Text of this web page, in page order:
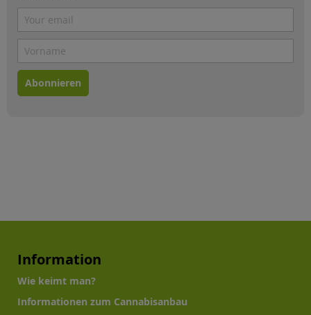
Abonnieren
Information
Wie keimt man?
Informationen zum Cannabisanbau